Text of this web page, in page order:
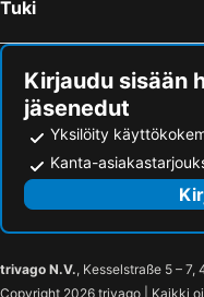
Tuki
Kirjaudu sisään
jäsenedut
Yksilöity
Kanta-
trivago N.V., Kesselstraße 5 – 7,
Copyright 2026 trivago | Kaikki